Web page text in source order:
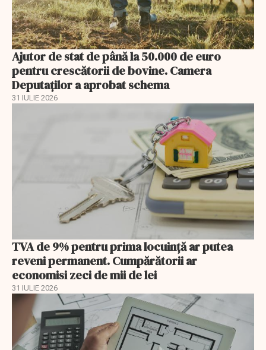
Ajutor de stat de până la 50.000 de euro
pentru crescătorii de bovine. Camera
Deputaților a aprobat schema
31 IULIE 2026
TVA de 9% pentru prima locuință ar putea
reveni permanent. Cumpărătorii ar
economisi zeci de mii de lei
31 IULIE 2026